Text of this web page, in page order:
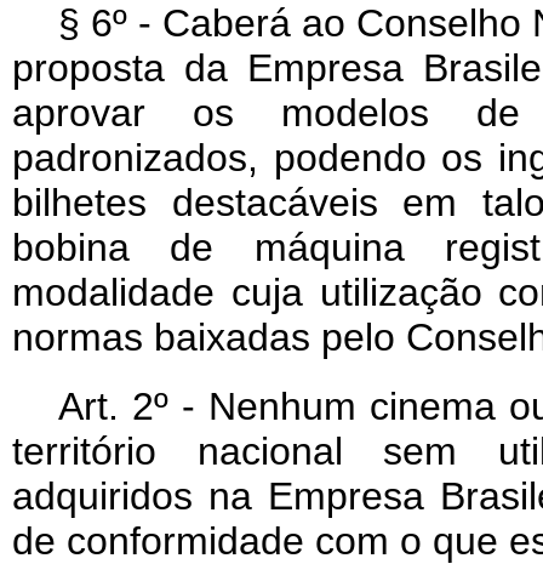
§ 6º - Caberá ao
proposta da Empresa
aprovar os modelos
padronizados, podendo os
bilhetes destacáveis em
bobina de máquina
modalidade cuja utilização
normas baixadas pelo
Art. 2º - Nenhum cinema
território nacional sem
adquiridos na Empresa
de conformidade com o que